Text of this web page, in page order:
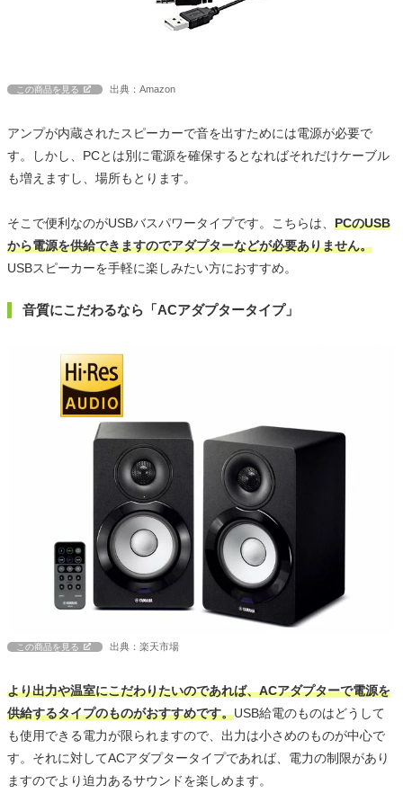
この商品を見る 出典：Amazon
アンプが内蔵されたスピーカーで音を出すためには電源が必要で
す。しかし、PCとは別に電源を確保するとなればそれだけケーブル
も増えますし、場所もとります。
そこで便利なのがUSBバスパワータイプです。こちらは、 PCのUSB
から電源を供給できますのでアダプターなどが必要ありません。
USBスピーカーを手軽に楽しみたい方におすすめ。
音質にこだわるなら「ACアダプタータイプ」
この商品を見る 出典：楽天市場
より出力や温室にこだわりたいのであれば、ACアダプターで電源を
供給するタイプのものがおすすめです。USB給電のものはどうして
も使用できる電力が限られますので、出力は小さめのものが中心で
す。それに対してACアダプタータイプであれば、電力の制限があり
ますのでより迫力あるサウンドを楽しめます。